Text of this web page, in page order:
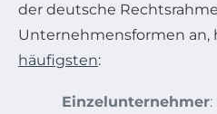
der deutsche
Unternehmensformen an,
häufigsten:
Einzelunternehmer